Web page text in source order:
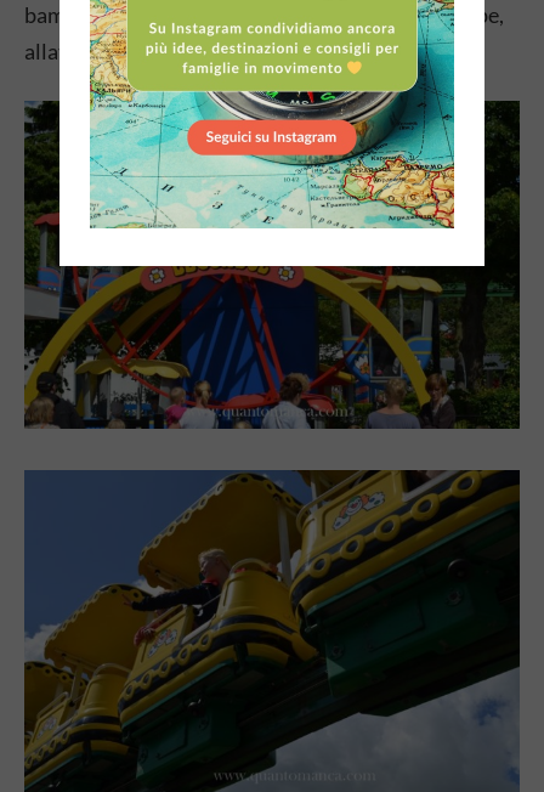
bambino e cambiare il pannolino, scaldare le pappe,
allattare.